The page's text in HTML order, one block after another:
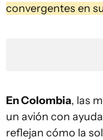
convergentes en
En Colombia, las
un avión con
reflejan cómo la